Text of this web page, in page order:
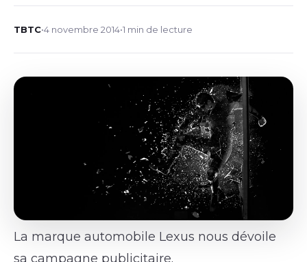
TBTC•4 novembre 2014•1 min de lecture
La marque automobile Lexus nous dévoile
sa campagne publicitaire.